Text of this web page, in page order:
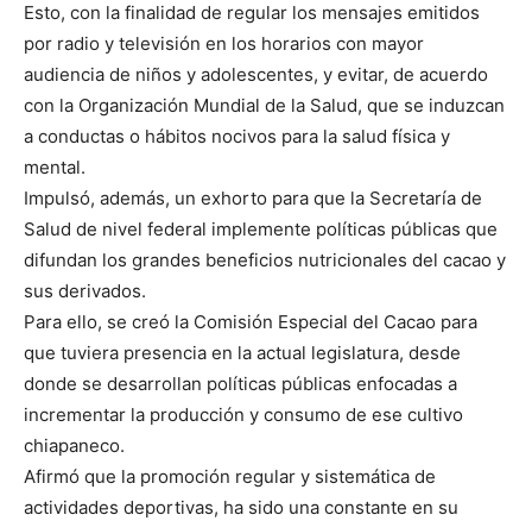
Esto, con la finalidad de regular los mensajes emitidos
por radio y televisión en los horarios con mayor
audiencia de niños y adolescentes, y evitar, de acuerdo
con la Organización Mundial de la Salud, que se induzcan
a conductas o hábitos nocivos para la salud física y
mental.
Impulsó, además, un exhorto para que la Secretaría de
Salud de nivel federal implemente políticas públicas que
difundan los grandes beneficios nutricionales del cacao y
sus derivados.
Para ello, se creó la Comisión Especial del Cacao para
que tuviera presencia en la actual legislatura, desde
donde se desarrollan políticas públicas enfocadas a
incrementar la producción y consumo de ese cultivo
chiapaneco.
Afirmó que la promoción regular y sistemática de
actividades deportivas, ha sido una constante en su